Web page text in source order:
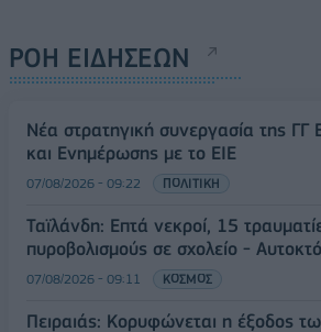
ΡΟΗ ΕΙΔΗΣΕΩΝ
Νέα στρατηγική συνεργασία της ΓΓ
και Ενημέρωσης με το ΕΙΕ
07/08/2026 - 09:22 ΠΟΛΙΤΙΚΗ
Ταϊλάνδη: Επτά νεκροί, 15
πυροβολισμούς σε σχολείο -
07/08/2026 - 09:11 ΚΟΣΜΟΣ
Πειραιάς: Κορυφώνεται η έξοδος